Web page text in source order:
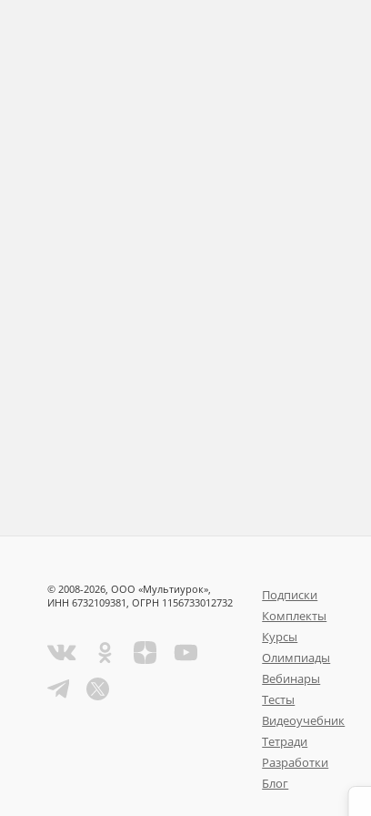
© 2008-2026, ООО «Мультиурок»,
ИНН 6732109381, ОГРН 1156733012732
Подписки
Комплекты
Курсы
Олимпиады
Вебинары
Тесты
Видеоучебник
Тетради
Разработки
Блог